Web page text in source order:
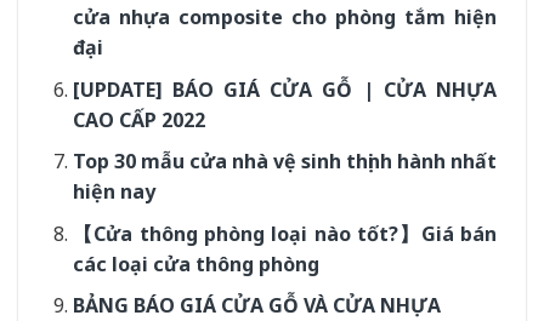
cửa nhựa composite cho phòng tắm hiện
đại
[UPDATE] BÁO GIÁ CỬA GỖ | CỬA NHỰA
CAO CẤP 2022
Top 30 mẫu cửa nhà vệ sinh thịnh hành nhất
hiện nay
【Cửa thông phòng loại nào tốt?】Giá bán
các loại cửa thông phòng
BẢNG BÁO GIÁ CỬA GỖ VÀ CỬA NHỰA